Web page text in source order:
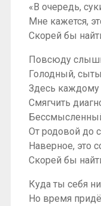
«В очередь,
Мне кажется,
Скорей бы
Повсюду
Голодный,
Здесь каждому
Смягчить
От родовой до
Наверное, это
Скорей бы
Куда ты себя
Но время